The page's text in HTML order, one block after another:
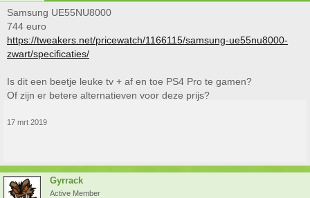
Samsung UE55NU8000
744 euro
https://tweakers.net/pricewatch/1166115/samsung-ue55nu8000-
zwart/specificaties/
Is dit een beetje leuke tv + af en toe PS4 Pro te gamen?
Of zijn er betere alternatieven voor deze prijs?
17 mrt 2019
Gyrrack
Active Member